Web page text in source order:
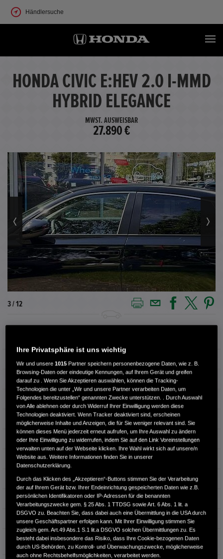
Händlersuche
HONDA CIVIC E:HEV 2.0 I-MMD
HYBRID ELEGANCE
MWST. AUSWEISBAR
27.890 €
3 / 12
Kilometerstand 22.500 km
Kraftstoffart Super
Getriebe Automatik
Türen 5
Leistung 105 kW / 143 PS
Hubraum 1.993 cm³
Erstzulassung 06.2024
Bauart Limousine
Garantie
Ihre Privatsphäre ist uns wichtig
Wir und unsere1015 Partner speichern personenbezogene Daten, wie z. B.
Browsing-Daten oder eindeutige Kennungen, auf Ihrem Gerät und greifen
darauf zu . Wenn Sie Akzeptieren auswählen, können die Tracking-
Technologien die unter „Wir und unsere Partner verarbeiten Daten, um
Folgendes bereitzustellen“ genannten Zwecke unterstützen. . Durch Auswahl
von Alle ablehnen oder durch Widerruf Ihrer Einwilligung werden diese
Technologien deaktiviert. Wenn Tracker deaktiviert sind, erscheinen
möglicherweise Inhalte und Anzeigen, die für Sie weniger relevant sind. Sie
können dieses Menü jederzeit erneut aufrufen, um Ihre Auswahl zu ändern
oder Ihre Einwilligung zu widerrufen, indem Sie auf den Link Voreinstellungen
verwalten unten auf der Webseite klicken. Ihre Wahl wirkt sich auf unsere/n
Website aus. Weitere Informationen finden Sie in unserer
Datenschutzerklärung.
Durch das Klicken des „Akzeptieren“-Buttons stimmen Sie der Verarbeitung
der auf Ihrem Gerät bzw. Ihrer Endeinrichtung gespeicherten Daten wie z.B.
persönlichen Identifikatoren oder IP-Adressen für die benannten
Verarbeitungszwecke gem. § 25 Abs. 1 TTDSG sowie Art. 6 Abs. 1 lit. a
DSGVO zu. Beachten Sie, dass dabei auch eine Übermittlung in die USA durch
unsere Geschäftspartner erfolgen kann. Mit Ihrer Einwilligung stimmen Sie
zugleich gem. Art.49 Abs.1 S.1 lit.a DSGVO solchen Übermittlungen zu. Es
besteht dabei insbesondere das Risiko, dass Ihre Cookie-bezogenen Daten
durch US-Behörden, zu Kontroll- und Überwachungszwecke, möglicherweise
auch ohne Rechtsbehelfsmöglichkeiten, verarbeitet werden.